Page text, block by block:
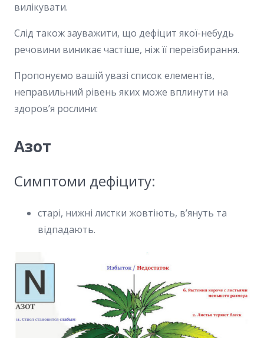
вилікувати.
Слід також зауважити, що дефіцит якої-небудь
речовини виникає частіше, ніж її переізбирання.
Пропонуємо вашій увазі список елементів,
неправильний рівень яких може вплинути на
здоров’я рослини:
Азот
Симптоми дефіциту:
старі, нижні листки жовтіють, в’януть та
відпадають.